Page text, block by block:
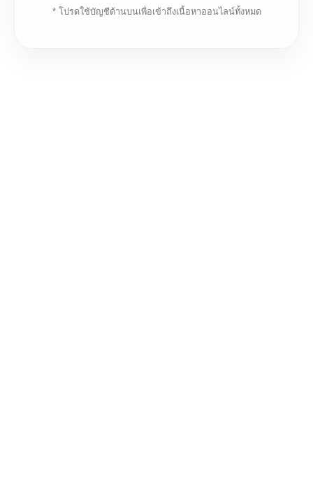
* โปรดใช้บัญชีด้านบนเพื่อเข้าถึงเนื้อหาออนไลน์ทั้งหมด